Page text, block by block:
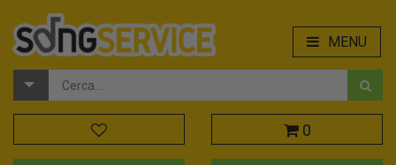
MENU
0